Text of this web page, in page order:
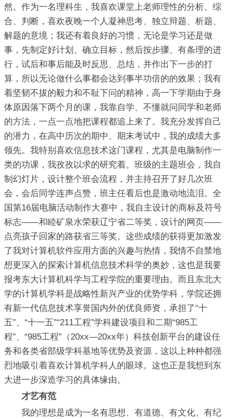
然。作为一名理科生，我喜欢课堂上老师理性的分析、综
合、判断，喜欢夜晚一个人凝神思考、独立辩题、析题、
解题的意境；我还有着良好的习惯，无论是学习还是做
事，先制定好计划、确立目标，然后按步骤、有条理的进
行，试后和事后能及时反思、总结，并作出下一步的打
算，所以无论做什么事都会达到事半功倍的的效果；我有
着坚韧不拔的毅力和不耻下问的精神，高一下学期由于身
体原因落下两个月的课，我靠自学、不懂就问同学和老师
的方法，一点一点地把课程都追上来了。我充分发挥自己
的潜力，在高中历次的期中、期末考试中，我的成绩大多
领先。我特别喜欢信息技术这门课程，尤其是电脑制作一
类的功课，我孜孜以求的研究着。班级的主题班会，我自
制幻灯片，设计整个班会流程，并主持召开了好几次班
会，会后同学连声点赞，班主任看后也是激动地流泪。全
国第16届电脑活动制作大赛中，我自主设计的商标及符号
标志――和睦矿泉水荣获辽宁省二等奖，设计的网页――
点亮孩子回家的路获省三等奖。这些成绩的获得更加激发
了我对计算机软件应用方面的兴趣与热情，我情不自禁地
想更深入的探索计算机信息技术科学的奥妙，这也是我要
报考东大计算机科学与工程学院的重要理由。而且东北大
学的计算机学科是战略性新兴产业的优势学科，学院还拥
有新一代信息技术享誉国内外的优良师资，承担了“十
五”、“十一五”“211工程”学科建设项目和二期“985工
程”、“985工程”（20xx—20xx年）科技创新平台的建设任
务和各类省部级学科基地等优势及资源，这以上种种都强
烈地吸引着喜欢计算机学科人的眼球。这也正是我想到东
大进一步深造学习的具体缘由。
才艺有范
我的理想是成为一名有思想、有道德、有文化、有纪